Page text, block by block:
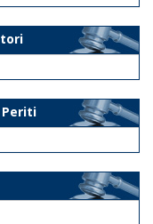
Periti